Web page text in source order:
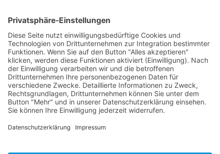
Ich stimme zu, dass meine Angaben aus dem Formular zur
Beantwortung meiner Anfrage erhoben und verarbeitet
werden. Die Daten werden so lange gespeichert, bis ein
Widerspruch erfolgt. Hinweis: Sie können Ihre Einwilligung
jederzeit in der Zukunft per Mail anhello@wisdomeurope.eu
widerrufen. Detaillierte Informationen zum Umgang mit
Nutzerdaten finden Sie in unsererDatenschutzerklärung.